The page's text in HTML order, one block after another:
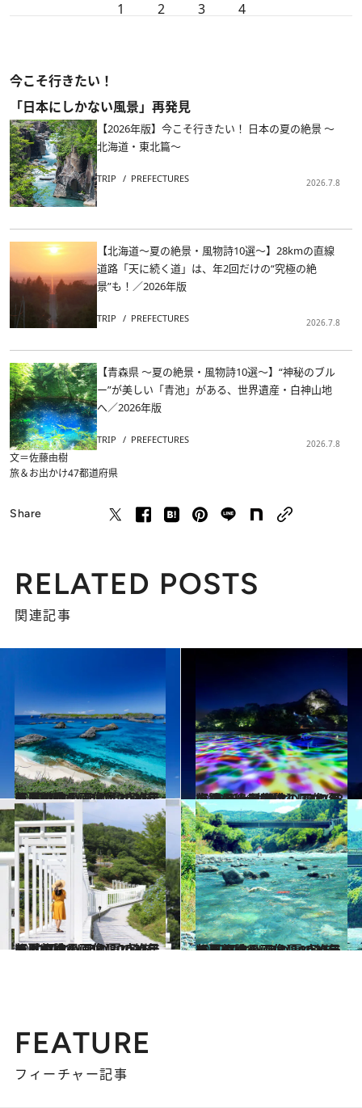
1 2 3 4
今こそ行きたい！
「日本にしかない風景」再発見
【2026年版】今こそ行きたい！ 日本の夏の絶景 ～
北海道・東北篇～
TRIP PREFECTURES 2026.7.8
【北海道～夏の絶景・風物詩10選～】28kmの直線
道路「天に続く道」は、年2回だけの“究極の絶
景”も！／2026年版
TRIP PREFECTURES 2026.7.8
【青森県 ～夏の絶景・風物詩10選～】“神秘のブル
ー”が美しい「青池」がある、世界遺産・白神山地
へ／2026年版
TRIP PREFECTURES 2026.7.8
文＝佐藤由樹
旅＆お出かけ47都道府県
Share
RELATED POSTS
関連記事
2022.7.24
【夏の絶景画像】2022年版 関東エリアの夏の絶景＆風物詩の画像(42点)をチェック！
旅＆お出かけ 2022.7.16
【夏の絶景画像】2022年版 九州・沖縄エリアの夏の絶景＆風物詩の画像(48点)をチェック！
旅＆お出かけ
2022.7.12
【夏の絶景画像】2022年版 中国エリアの夏の絶景＆風物詩の画像(30点)をチェック！
旅＆お出かけ 2022.7.12
【夏の絶景画像】2022年版 四国エリアの夏の絶景＆風物詩の画像(24点)をチェック！
旅＆お出かけ
FEATURE
フィーチャー記事